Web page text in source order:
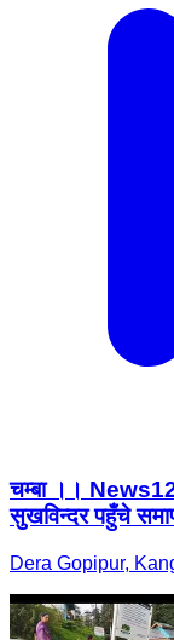
चम्बा ।।
सुखविन्दर पहुँचे
Dera Gopipur,